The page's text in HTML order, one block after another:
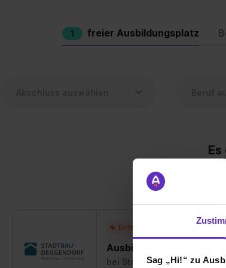
Sag „Hi!“ zu
1 freier Ausbildungsplatz
Ausbildung
bei Stadtbau GmbH